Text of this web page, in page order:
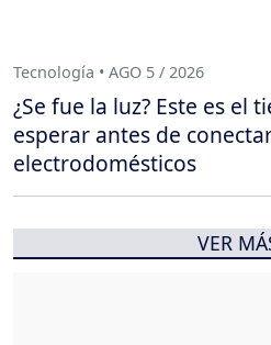
Tecnología • AGO 5 / 2026
¿Se fue la luz? Este es el
esperar antes de
electrodomésticos
VER